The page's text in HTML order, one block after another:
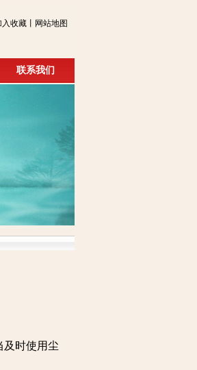
收藏丨网站地图
联系我们
及时使用尘